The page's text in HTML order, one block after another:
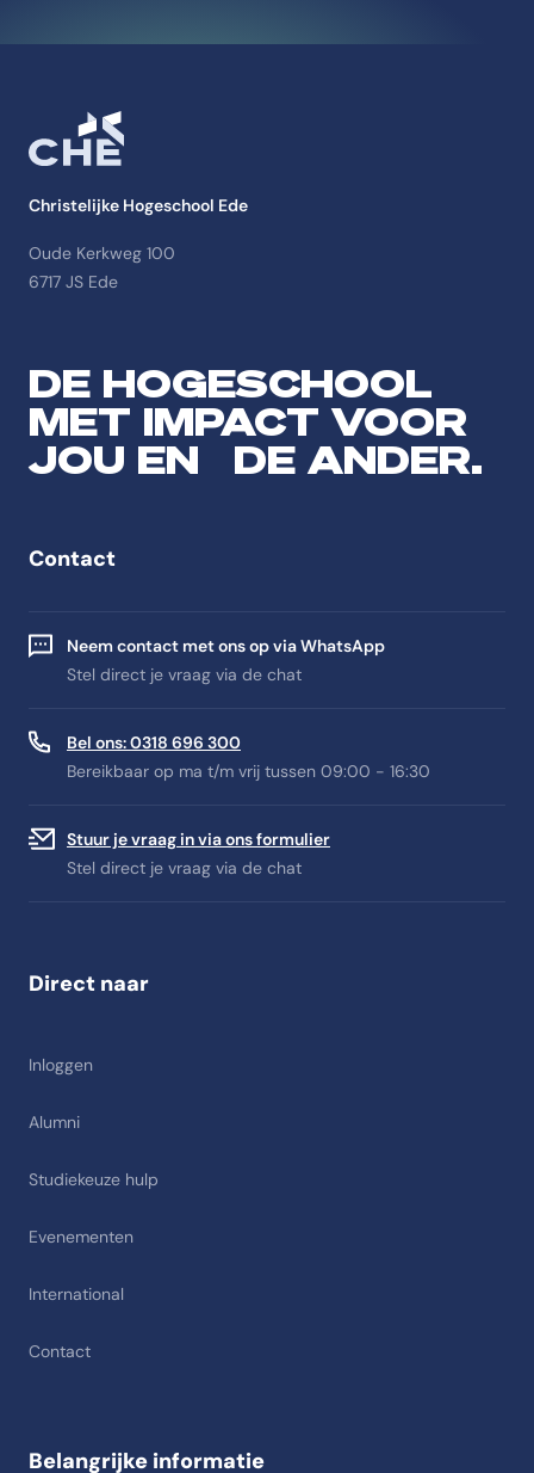
Christelijke Hogeschool Ede
Oude Kerkweg 100
6717 JS Ede
DE HOGESCHOOL
MET IMPACT VOOR
JOU EN DE ANDER.
Contact
Neem contact met ons op via WhatsApp
Stel direct je vraag via de chat
Bel ons: 0318 696 300
Bereikbaar op ma t/m vrij tussen 09:00 - 16:30
Stuur je vraag in via ons formulier
Stel direct je vraag via de chat
Direct naar
Inloggen
Alumni
Studiekeuze hulp
Evenementen
International
Contact
Belangrijke informatie